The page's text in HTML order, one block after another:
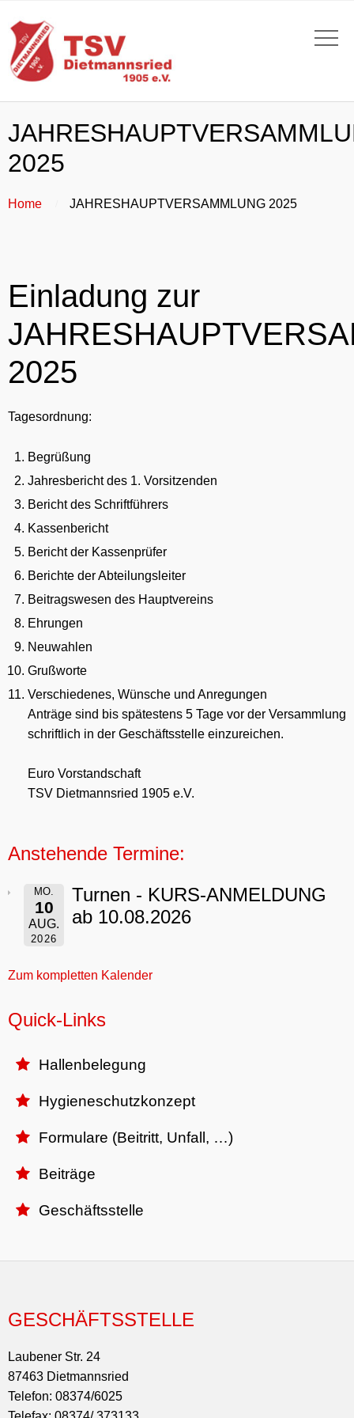
2025
Home JAHRESHAUPTVERSAMMLUNG 2025
Einladung zur
2025
Tagesordnung:
Begrüßung
Jahresbericht des 1. Vorsitzenden
Bericht des Schriftführers
Kassenbericht
Bericht der Kassenprüfer
Berichte der Abteilungsleiter
Beitragswesen des Hauptvereins
Ehrungen
Neuwahlen
Grußworte
Verschiedenes, Wünsche und Anregungen
Anträge sind bis spätestens 5 Tage vor der Versammlung
schriftlich in der Geschäftsstelle einzureichen.
Euro Vorstandschaft
TSV Dietmannsried 1905 e.V.
Anstehende Termine:
MO.
10
AUG.
2026
Turnen - KURS-ANMELDUNG
ab 10.08.2026
Zum kompletten Kalender
Quick-Links
 Hallenbelegung
 Hygieneschutzkonzept
 Formulare (Beitritt, Unfall, …)
 Beiträge
 Geschäftsstelle
GESCHÄFTSSTELLE
Laubener Str. 24
87463 Dietmannsried
Telefon: 08374/6025